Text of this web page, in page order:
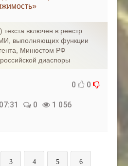
текста включен в реестр
выполняющих функции
Минюстом РФ
диаспоры
0 0
0 1 056
3 4 5 6